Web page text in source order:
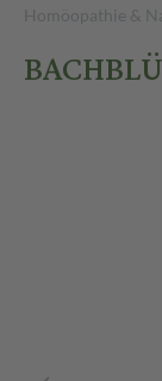
Homöopathie &